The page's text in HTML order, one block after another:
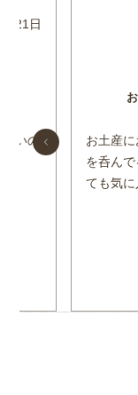
21日
いの
お土産
を呑ん
ても気に